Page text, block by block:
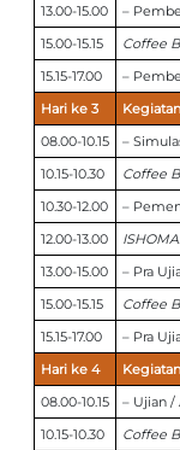
13.00-15.00
–
15.00-15.15
Coffee
15.15-17.00
–
Hari ke 3
08.00-10.15
–
10.15-10.30
Coffee
10.30-12.00
–
12.00-13.00
ISHOMA.
13.00-15.00
– Pra
15.00-15.15
Coffee
15.15-17.00
– Pra
Hari ke 4
08.00-10.15
– Ujian /
10.15-10.30
Coffee